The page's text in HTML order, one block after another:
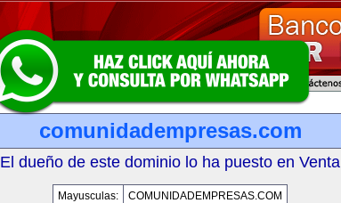
comunidadempresas.com
El dueño de este dominio lo ha puesto en Venta
Mayusculas:
COMUNIDADEMPRESAS.COM